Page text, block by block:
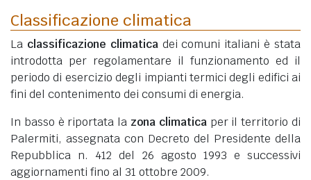
Classificazione climatica
La classificazione climaticadei comuni italiani è stata
introdotta per regolamentare il funzionamento ed il
periodo di esercizio degli impianti termici degli edifici ai
fini del contenimento dei consumi di energia.
In basso è riportata la zona climaticaper il territorio di
Palermiti, assegnata con Decreto del Presidente della
Repubblica n. 412 del 26 agosto 1993 e successivi
aggiornamenti fino al 31 ottobre 2009.